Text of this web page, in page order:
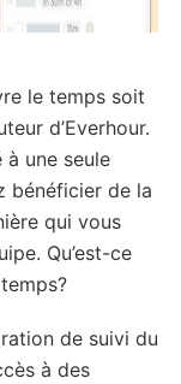
le temps soit
d’Everhour.
à une seule
bénéficier de la
qui vous
Qu’est-ce
de suivi du
à des